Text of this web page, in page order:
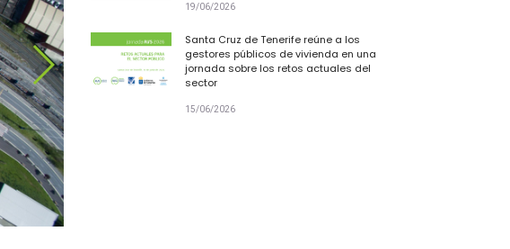
19/06/2026
Santa Cruz de Tenerife reúne a los
gestores públicos de vivienda en una
jornada sobre los retos actuales del
sector
15/06/2026